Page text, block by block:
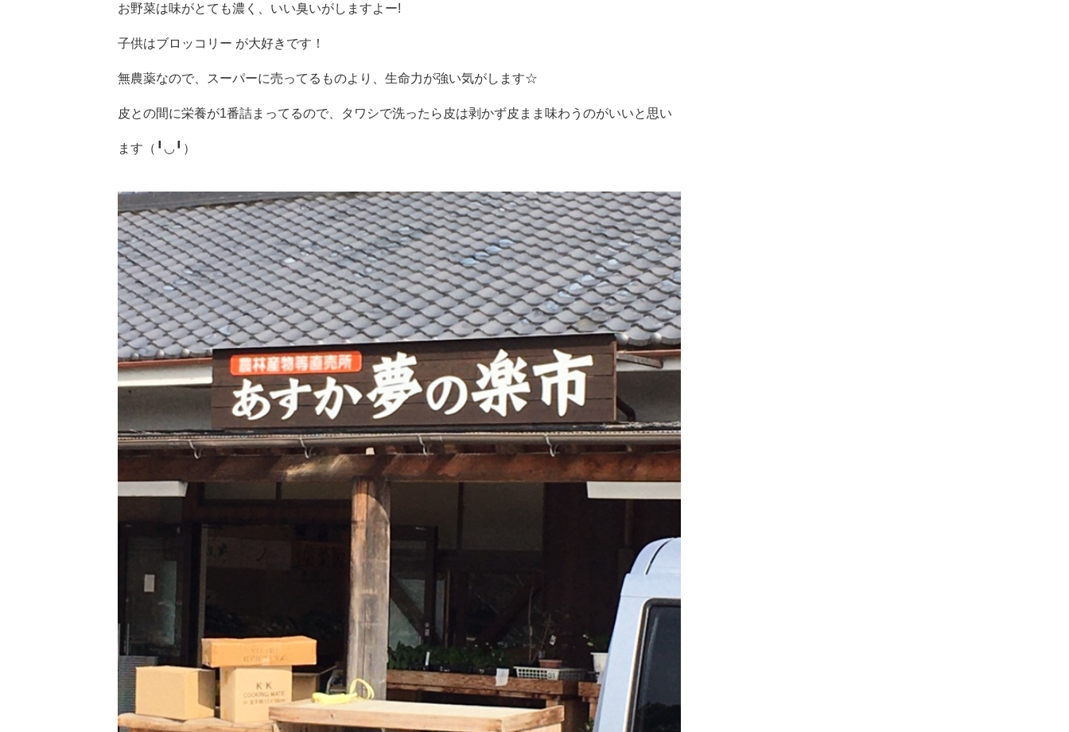
お野菜は味がとても濃く、いい臭いがしますよー!
子供はブロッコリー が大好きです！
無農薬なので、スーパーに売ってるものより、生命力が強い気がし ます☆
皮との間に栄養が1番詰まってるので、タワシで洗ったら皮は剥かず皮まま味わうのがいいと思い
ます（╹◡╹）